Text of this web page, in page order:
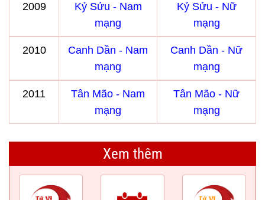
2009
Kỷ Sửu - Nam
mạng
Kỷ Sửu - Nữ
mạng
2010
Canh Dần - Nam
mạng
Canh Dần - Nữ
mạng
2011
Tân Mão - Nam
mạng
Tân Mão - Nữ
mạng
Xem thêm